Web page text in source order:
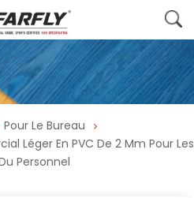
Pour Le Bureau
Léger En PVC De 2 Mm Pour Les
Personnel